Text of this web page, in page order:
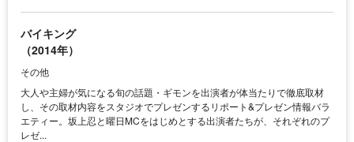
バイキング
（2014年）
その他
大人や主婦が気になる旬の話題・ギモンを出演者が体当たりで徹底取材
し、その取材内容をスタジオでプレゼンするリポート&プレゼン情報バラ
エティー。坂上忍と曜日MCをはじめとする出演者たちが、それぞれのプ
レゼ...